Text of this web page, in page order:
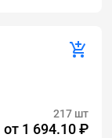
217 шт
от 1 694.10 ₽